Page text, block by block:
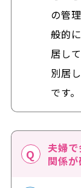
の管
般的
居し
別居
です。
夫婦
関係